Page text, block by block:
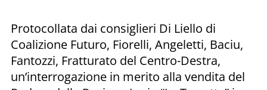
Protocollata dai consiglieri Di Liello di
Coalizione Futuro, Fiorelli, Angeletti, Baciu,
Fantozzi, Fratturato del Centro-Destra,
un’interrogazione in merito alla vendita del